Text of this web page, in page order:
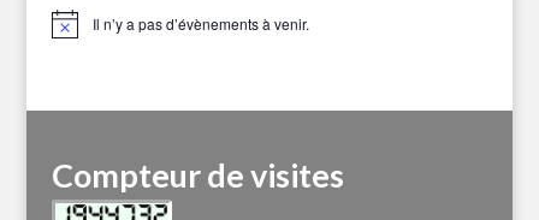
Notice Il n’y a pas d’évènements à venir.
Compteur de visites